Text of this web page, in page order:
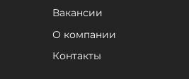
Вакансии
О компании
Контакты